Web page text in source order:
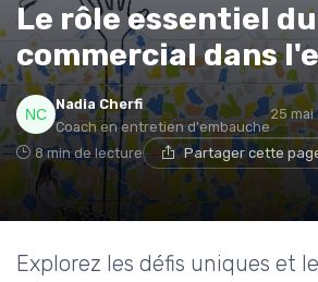
Le rôle essentiel
commercial dans
Nadia Cherfi
Coach en entretien d'embauche
25 mai
8 min de lecture Partager cette
Explorez les défis uniques et